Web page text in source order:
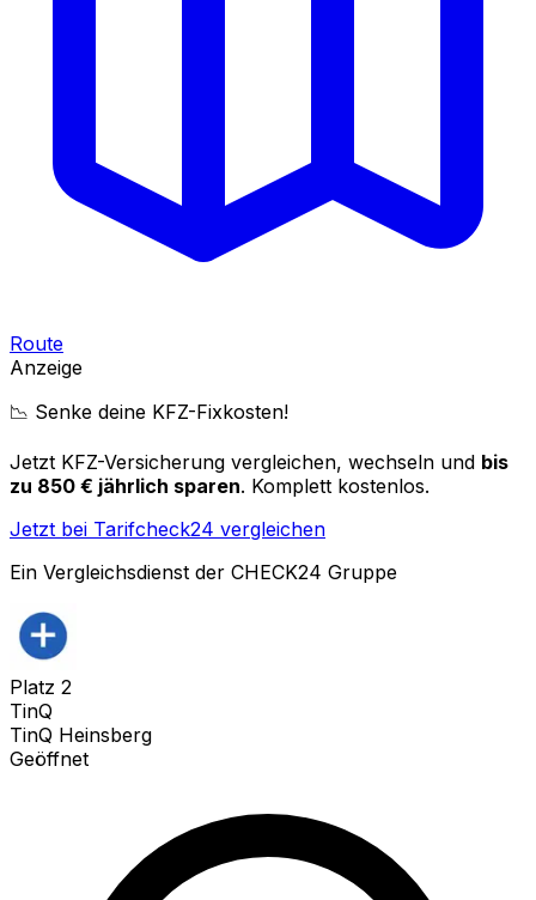
Route
Anzeige
📉 Senke deine KFZ-Fixkosten!
Jetzt KFZ-Versicherung vergleichen, wechseln und bis
zu 850 € jährlich sparen. Komplett kostenlos.
Jetzt bei Tarifcheck24 vergleichen
Ein Vergleichsdienst der CHECK24 Gruppe
Platz 2
TinQ
TinQ Heinsberg
Geöffnet